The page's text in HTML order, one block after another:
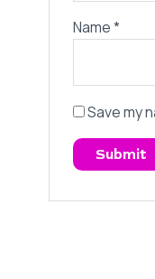
Name*
Save my